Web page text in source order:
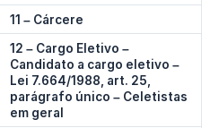
11 – Cárcere
12 – Cargo Eletivo –
Candidato a cargo eletivo –
Lei 7.664/1988, art. 25,
parágrafo único – Celetistas
em geral